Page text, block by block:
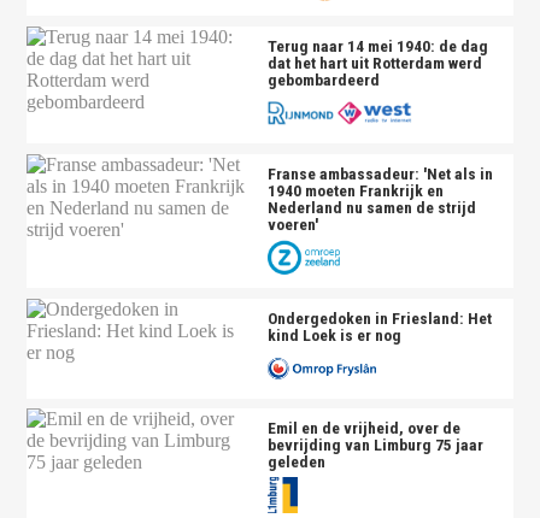
Terug naar 14 mei 1940: de dag
dat het hart uit Rotterdam werd
gebombardeerd
Franse ambassadeur: 'Net als in
1940 moeten Frankrijk en
Nederland nu samen de strijd
voeren'
Ondergedoken in Friesland: Het
kind Loek is er nog
Emil en de vrijheid, over de
bevrijding van Limburg 75 jaar
geleden